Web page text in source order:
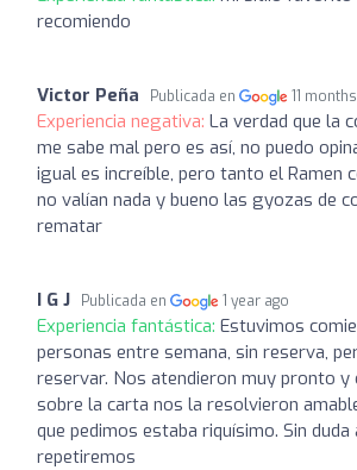
recomiendo
Victor Peña Publicada en 11
Experiencia negativa: La verdad que la
me sabe mal pero es así, no puedo
igual es increíble, pero tanto el Ramen
no valían nada y bueno las gyozas de
rematar
I G J Publicada en 1 year ago
Experiencia fantástica: Estuvimos
personas entre semana, sin reserva,
reservar. Nos atendieron muy pronto y
sobre la carta nos la resolvieron
que pedimos estaba riquísimo. Sin duda
repetiremos